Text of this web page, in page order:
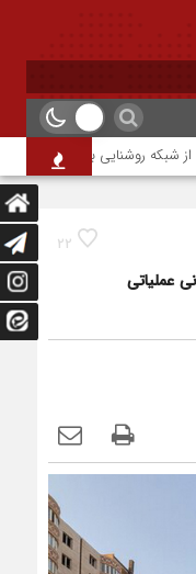
شبکه روشنایی بلوار خلیج فارس در
22
عملیاتی